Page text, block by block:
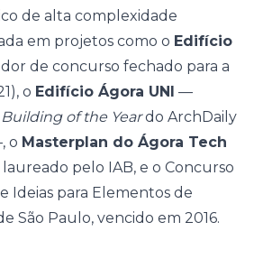
de alta complexidade
em projetos como o Edifício
de concurso fechado para a
o Edifício Ágora UNI —
Building of the Yeardo ArchDaily
o Masterplan do Ágora Tech
pelo IAB, e o Concurso
Ideias para Elementos de
São Paulo, vencido em 2016.